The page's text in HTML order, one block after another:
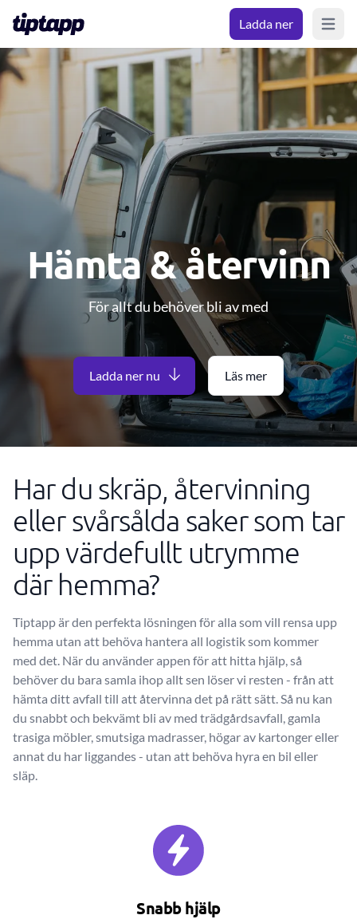
Ladda ner Open
Hämta & återvinn
För allt du behöver bli av med
Ladda ner nu Läs mer
Har du skräp, återvinning
eller svårsålda saker som tar
upp värdefullt utrymme
där hemma?
Tiptapp är den perfekta lösningen för alla som vill rensa upp
hemma utan att behöva hantera all logistik som kommer
med det. När du använder appen för att hitta hjälp, så
behöver du bara samla ihop allt sen löser vi resten - från att
hämta ditt avfall till att återvinna det på rätt sätt. Så nu kan
du snabbt och bekvämt bli av med trädgårdsavfall, gamla
trasiga möbler, smutsiga madrasser, högar av kartonger eller
annat du har liggandes - utan att behöva hyra en bil eller
släp.
Snabb hjälp